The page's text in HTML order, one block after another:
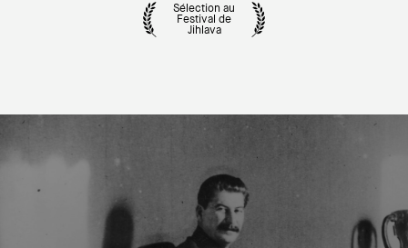
Sélection au
Festival de
Jihlava